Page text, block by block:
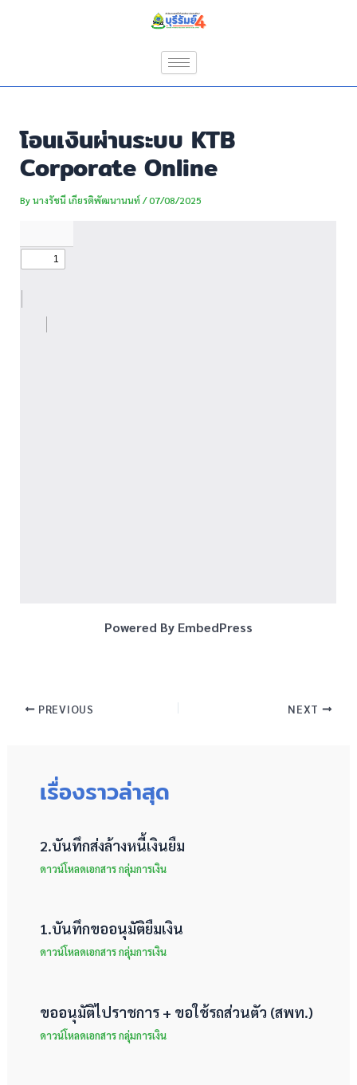
โอนเงินผ่านระบบ KTB
Corporate Online
Byนางรัชนี เกียรติพัฒนานนท์/07/08/2025
Powered By EmbedPress
PREVIOUS NEXT
เรื่องราวล่าสุด
2.บันทึกส่งล้างหนี้เงินยืม
ดาวน์โหลดเอกสาร กลุ่มการเงิน
1.บันทึกขออนุมัติยืมเงิน
ดาวน์โหลดเอกสาร กลุ่มการเงิน
ขออนุมัติไปราชการ + ขอใช้รถส่วนตัว (สพท.)
ดาวน์โหลดเอกสาร กลุ่มการเงิน